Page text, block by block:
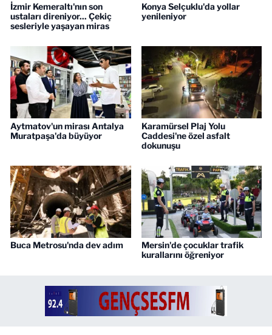
İzmir Kemeraltı'nın son
ustaları direniyor... Çekiç
sesleriyle yaşayan miras
Konya Selçuklu'da yollar
yenileniyor
Aytmatov'un mirası Antalya
Muratpaşa'da büyüyor
Karamürsel Plaj Yolu
Caddesi'ne özel asfalt
dokunuşu
Buca Metrosu'nda dev adım
Mersin'de çocuklar trafik
kurallarını öğreniyor